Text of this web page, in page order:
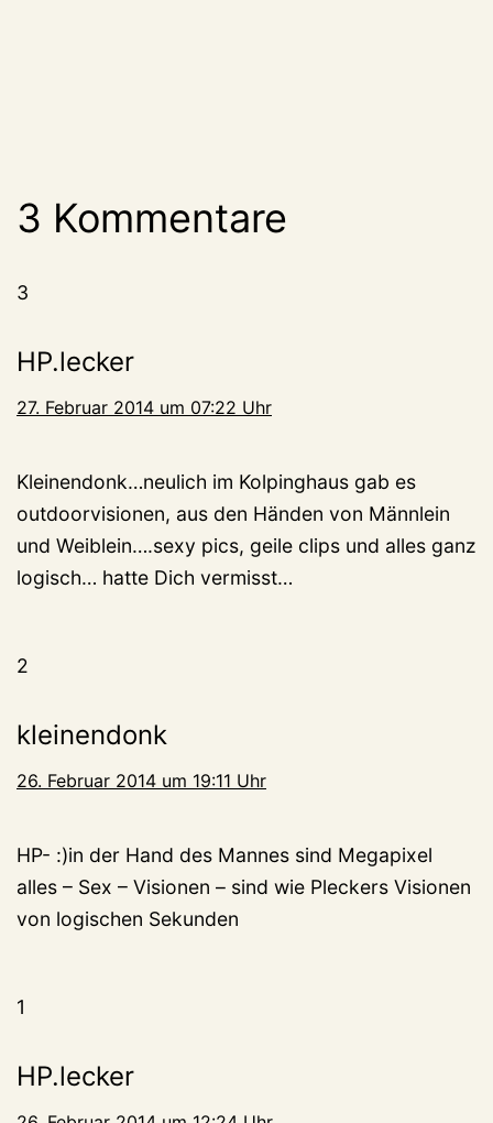
3 Kommentare
3
HP.lecker
27. Februar 2014 um 07:22 Uhr
Kleinendonk…neulich im Kolpinghaus gab es
outdoorvisionen, aus den Händen von Männlein
und Weiblein….sexy pics, geile clips und alles ganz
logisch… hatte Dich vermisst…
2
kleinendonk
26. Februar 2014 um 19:11 Uhr
HP- :)in der Hand des Mannes sind Megapixel
alles – Sex – Visionen – sind wie Pleckers Visionen
von logischen Sekunden
1
HP.lecker